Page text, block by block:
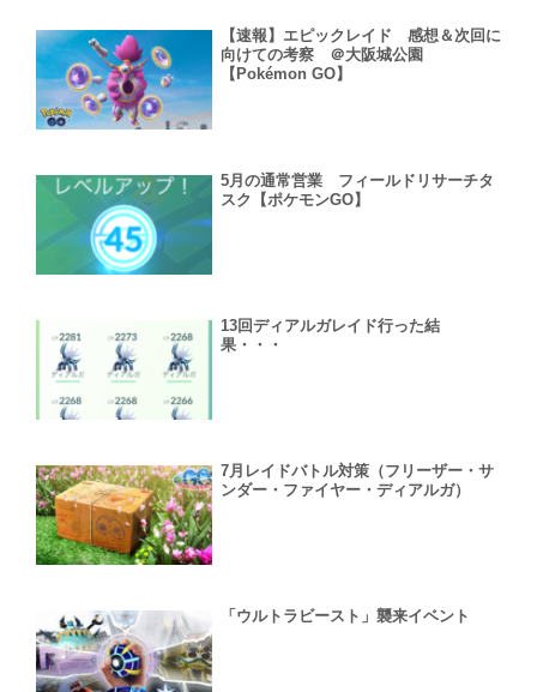
【速報】エピックレイド 感想＆次回に
向けての考察 ＠大阪城公園
【Pokémon GO】
5月の通常営業 フィールドリサーチタ
スク【ポケモンGO】
13回ディアルガレイド行った結
果・・・
7月レイドバトル対策（フリーザー・サ
ンダー・ファイヤー・ディアルガ）
「ウルトラビースト」襲来イベント